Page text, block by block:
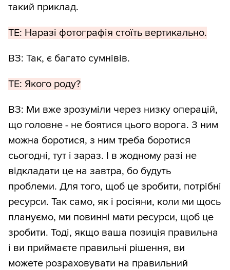
такий приклад.
ТЕ: Наразі фотографія стоїть вертикально.
ВЗ: Так, є багато сумнівів.
ТЕ: Якого роду?
ВЗ: Ми вже зрозуміли через низку операцій,
що головне - не боятися цього ворога. З ним
можна боротися, з ним треба боротися
сьогодні, тут і зараз. І в жодному разі не
відкладати це на завтра, бо будуть
проблеми. Для того, щоб це зробити, потрібні
ресурси. Так само, як і росіяни, коли ми щось
плануємо, ми повинні мати ресурси, щоб це
зробити. Тоді, якщо ваша позиція правильна
і ви приймаєте правильні рішення, ви
можете розраховувати на правильний